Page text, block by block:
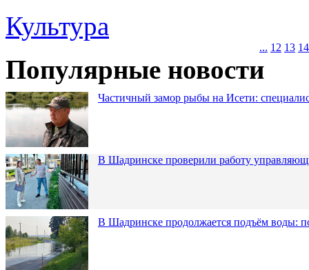
Культура
... 12 13 14
Популярные новости
Частичный замор рыбы на Исети:
В Шадринске проверили работу
В Шадринске продолжается подъём воды: